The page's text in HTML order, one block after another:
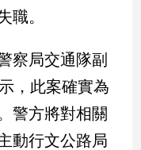
職。
察局交通隊副
，此案確實為
警方將對相關
動行文公路局